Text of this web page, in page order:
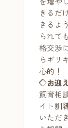
きるだ
きるよ
られて
格交渉
らギリ
心的！
◇お迎
飼育相
イト訓
いただ